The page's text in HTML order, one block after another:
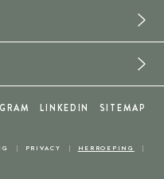
PRIVACY HERROEPING
LINKEDIN SITEMAP